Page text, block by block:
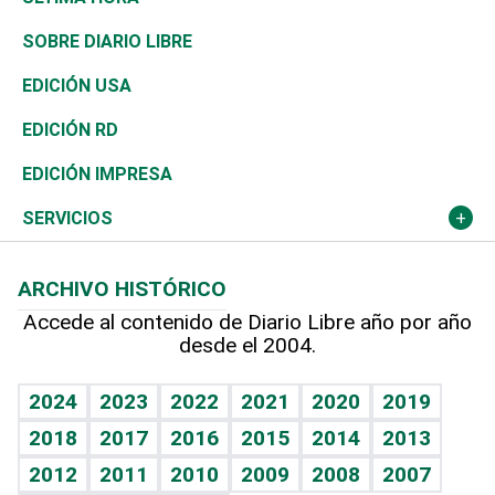
José Boquete
Reportajes
Asia
África
Ocenanía
Caribe
Resto del mundo
Consumo
Vivienda
Telecom.
Global y variable
Economía personal
Belleza
Buena Vida
Sociales
Novedades
Podcast Arte Libre
Hablando con el pediatra
Vida y familia
Eñe
Celebrando la vida
Golf
Ciclismo
Tenis
Olimpismo
Más deportes
Línea de hit
TBT Deportivo
De buena tinta
En Directo
El Espía
Noticiero Poteleche
Columnistas
Más firmas
Clima
Tecnología
Historia
Martes de tecnología
Cambio climático
Mundo
Economía
Revista
Deportes
Opinión
Hecho en casa
Guía del dinero
SOBRE DIARIO LIBRE
EDICIÓN USA
EDICIÓN RD
EDICIÓN IMPRESA
SERVICIOS
Cumpleaños
Horóscopos
Crucigramas
ARCHIVO HISTÓRICO
Accede al contenido de Diario Libre año por año
desde el 2004.
2024 2023 2022 2021 2020
2019
2018
2017 2016 2015 2014
2013
2012
2011 2010 2009 2008 2007